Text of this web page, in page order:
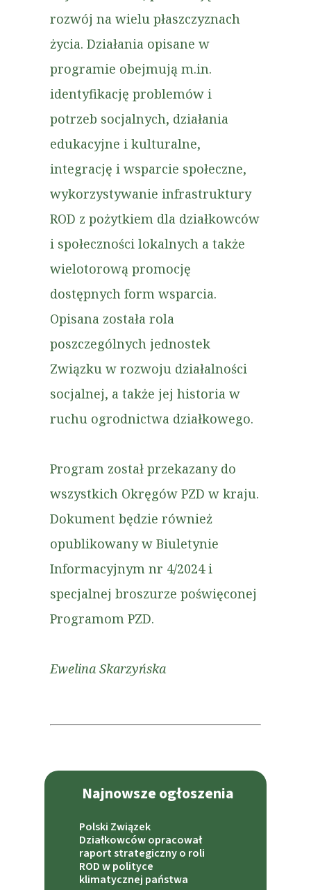
Najnowsze ogłoszenia
Polski Związek
Działkowców opracował
raport strategiczny o roli
ROD w polityce
klimatycznej państwa
rozwój na wielu płaszczyznach
życia. Działania opisane w
programie obejmują m.in.
identyfikację problemów i
potrzeb socjalnych, działania
edukacyjne i kulturalne,
integrację i wsparcie społeczne,
wykorzystywanie infrastruktury
ROD z pożytkiem dla działkowców
i społeczności lokalnych a także
wielotorową promocję
dostępnych form wsparcia.
Opisana została rola
poszczególnych jednostek
Związku w rozwoju działalności
socjalnej, a także jej historia w
ruchu ogrodnictwa działkowego.
Program został przekazany do
wszystkich Okręgów PZD w kraju.
Dokument będzie również
opublikowany w Biuletynie
Informacyjnym nr 4/2024 i
specjalnej broszurze poświęconej
Programom PZD.
Ewelina Skarzyńska